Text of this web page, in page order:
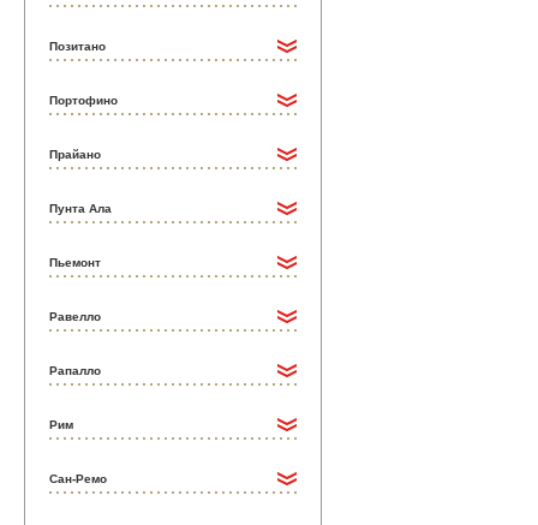
Позитано
Портофино
Прайано
Пунта Ала
Пьемонт
Равелло
Рапалло
Рим
Сан-Ремо